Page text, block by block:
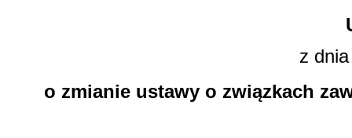
z
o zmianie ustawy o związkach